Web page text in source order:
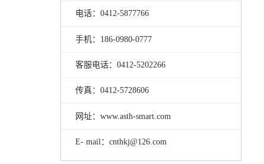
电话：0412-5877766
手机：186-0980-0777
客服电话：0412-5202266
传真：0412-5728606
网址：www.asth-smart.com
E- mail：cnthkj@126.com